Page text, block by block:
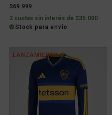
$69.999
2 cuotas sin interés de $35.000
Stock para envío
LANZAMIENTO